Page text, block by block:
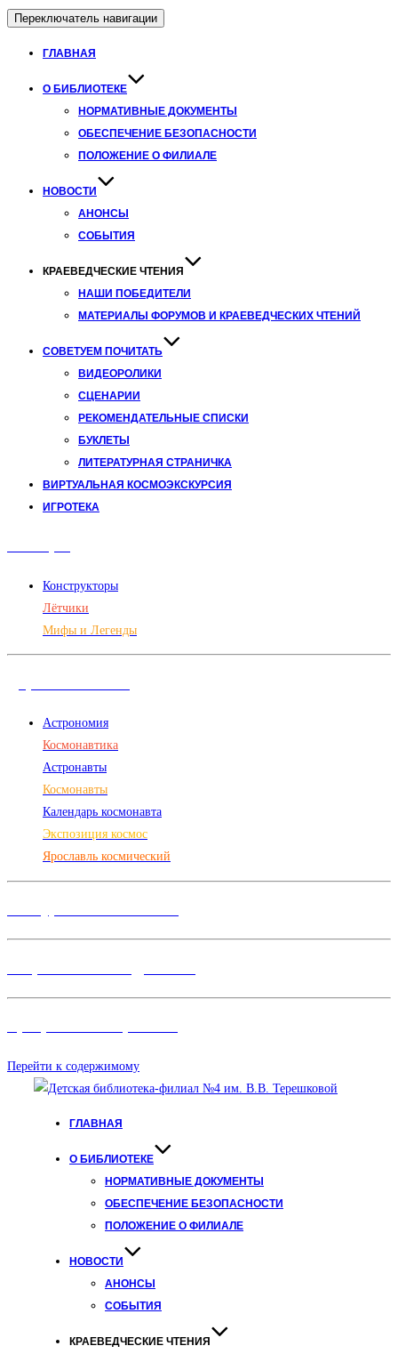
Переключатель навигации
ГЛАВНАЯ
О БИБЛИОТЕКЕ
НОРМАТИВНЫЕ ДОКУМЕНТЫ
ОБЕСПЕЧЕНИЕ БЕЗОПАСНОСТИ
ПОЛОЖЕНИЕ О ФИЛИАЛЕ
НОВОСТИ
АНОНСЫ
СОБЫТИЯ
КРАЕВЕДЧЕСКИЕ ЧТЕНИЯ
НАШИ ПОБЕДИТЕЛИ
МАТЕРИАЛЫ ФОРУМОВ И КРАЕВЕДЧЕСКИХ ЧТЕНИЙ
СОВЕТУЕМ ПОЧИТАТЬ
ВИДЕОРОЛИКИ
СЦЕНАРИИ
РЕКОМЕНДАТЕЛЬНЫЕ СПИСКИ
БУКЛЕТЫ
ЛИТЕРАТУРНАЯ СТРАНИЧКА
ВИРТУАЛЬНАЯ КОСМОЭКСКУРСИЯ
ИГРОТЕКА
Конструкторы
Лётчики
Мифы и Легенды
Астрономия
Космонавтика
Астронавты
Космонавты
Календарь космонавта
Экспозиция космос
Ярославль космический
Перейти к содержимому
ГЛАВНАЯ
О БИБЛИОТЕКЕ
НОРМАТИВНЫЕ ДОКУМЕНТЫ
ОБЕСПЕЧЕНИЕ БЕЗОПАСНОСТИ
ПОЛОЖЕНИЕ О ФИЛИАЛЕ
НОВОСТИ
АНОНСЫ
СОБЫТИЯ
КРАЕВЕДЧЕСКИЕ ЧТЕНИЯ